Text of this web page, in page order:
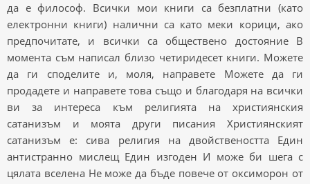
да е философ. Всички мои книги са безплатни (като
електронни книги) налични са като меки корици, ако
предпочитате, и всички са обществено достояние В
момента съм написал близо четиридесет книги. Можете
да ги споделите и, моля, направете Можете да ги
продадете и направете това също и благодаря на всички
ви за интереса към религията на християнския
сатанизъм и моята други писания Християнският
сатанизъм е: сива религия на двойствеността Един
антистранно мислещ Един изгоден И може би шега с
цялата вселена Не може да бъде повече от оксиморон от